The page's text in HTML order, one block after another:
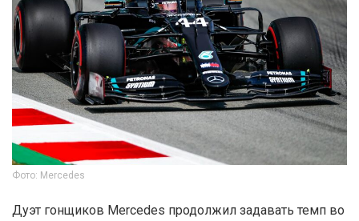
Фото: Mercedes
Дуэт гонщиков Mercedes продолжил задавать темп во